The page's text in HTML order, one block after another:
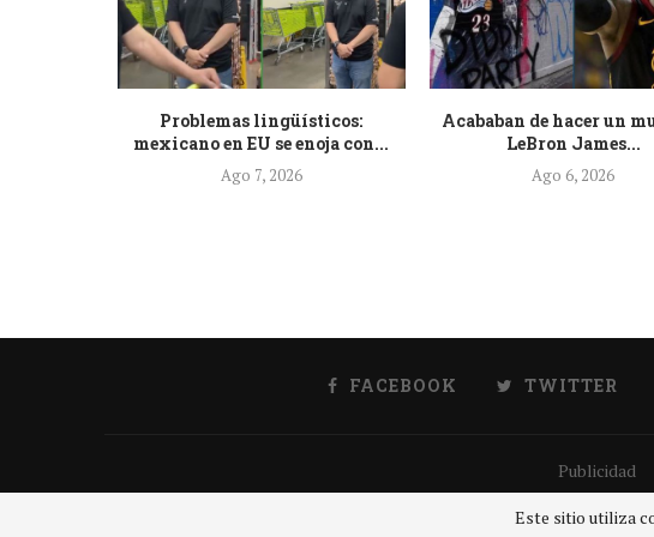
Problemas lingüísticos:
mexicano en EU se enoja con...
Ago 7, 2026
Acababan de hacer un
LeBron James...
Ago 6, 2026
FACEBOOK TWITTER
Publicidad
Este sitio utiliza